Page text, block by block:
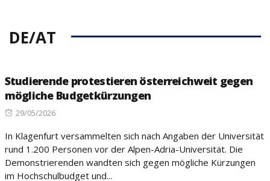
DE/AT
Studierende protestieren österreichweit gegen
mögliche Budgetkürzungen
Posted
29/05/2026
In Klagenfurt versammelten sich nach Angaben der Universität
rund 1.200 Personen vor der Alpen-Adria-Universität. Die
Demonstrierenden wandten sich gegen mögliche Kürzungen
im Hochschulbudget und...